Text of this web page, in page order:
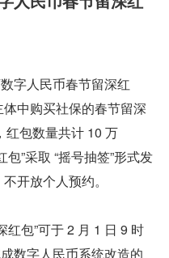
字人民币春节留深红
中购买社保的春节留深
红包数量共计 10 万
”采取 “摇号抽签”形式发
开放个人预约。
红包”可于 2 月 1 日 9 时
数字人民币系统改造的